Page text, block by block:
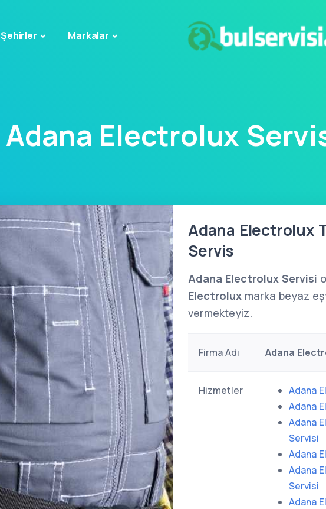
Şehirler Markalar
Adana Electrolux
Adana Electrolux
Servis
Adana Electrolux Servisi
Electrolux marka beyaz
vermekteyiz.
Firma Adı Adana
Hizmetler
Adana
Adana
Adana
Servisi
Adana
Adana
Servisi
Adana